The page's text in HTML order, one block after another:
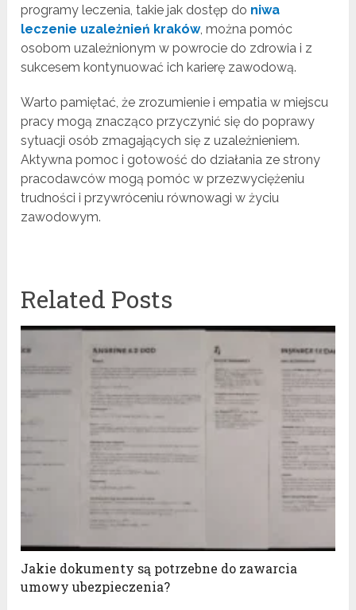
programy leczenia, takie jak dostęp do niwa
leczenie uzależnień kraków, można pomóc
osobom uzależnionym w powrocie do zdrowia i z
sukcesem kontynuować ich karierę zawodową.
Warto pamiętać, że zrozumienie i empatia w miejscu
pracy mogą znacząco przyczynić się do poprawy
sytuacji osób zmagających się z uzależnieniem.
Aktywna pomoc i gotowość do działania ze strony
pracodawców mogą pomóc w przezwyciężeniu
trudności i przywróceniu równowagi w życiu
zawodowym.
Related Posts
Jakie dokumenty są potrzebne do zawarcia
umowy ubezpieczenia?